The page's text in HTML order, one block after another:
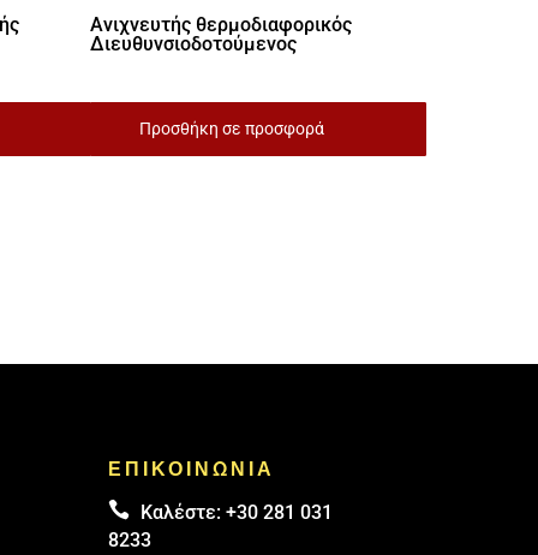
Ανιχνευτής θερμοδιαφορικός
Διευθυνσιοδοτούμενος
Προσθήκη σε προσφορά
ΕΠΙΚΟΙΝΩΝΙΑ
 Καλέστε:+30 281 031
8233